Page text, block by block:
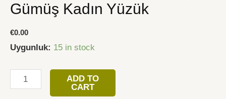
Gümüş Kadın Yüzük
€0.00
Uygunluk: 15 in stock
Tur
Gümüş
Kadın
Yüzük
ADD TO
CART